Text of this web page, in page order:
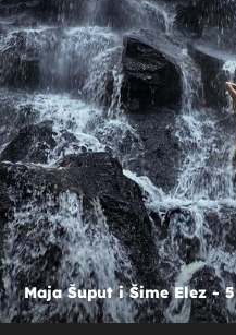
Maja Šuput i Šime Elez - 5